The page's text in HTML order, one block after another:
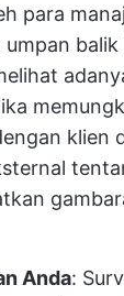
para
umpan
klien
Anda: